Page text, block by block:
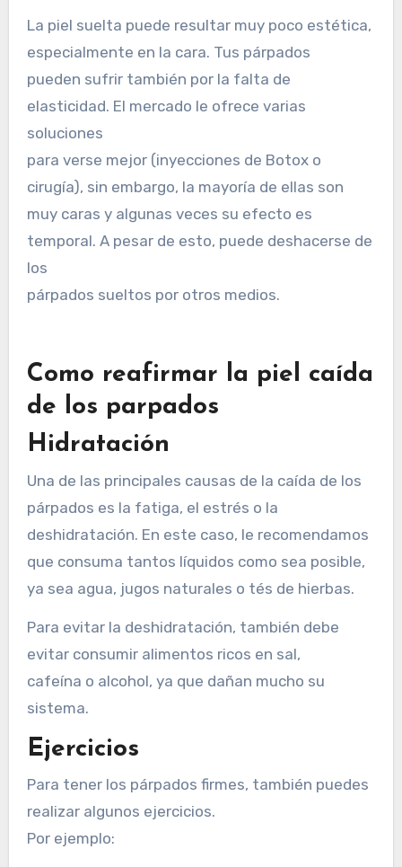
La piel suelta puede resultar muy poco estética,
especialmente en la cara. Tus párpados
pueden sufrir también por la falta de
elasticidad. El mercado le ofrece varias
soluciones
para verse mejor (inyecciones de Botox o
cirugía), sin embargo, la mayoría de ellas son
muy caras y algunas veces su efecto es
temporal. A pesar de esto, puede deshacerse de
los
párpados sueltos por otros medios.
Como reafirmar la piel caída
de los parpados
Hidratación
Una de las principales causas de la caída de los
párpados es la fatiga, el estrés o la
deshidratación. En este caso, le recomendamos
que consuma tantos líquidos como sea posible,
ya sea agua, jugos naturales o tés de hierbas.
Para evitar la deshidratación, también debe
evitar consumir alimentos ricos en sal,
cafeína o alcohol, ya que dañan mucho su
sistema.
Ejercicios
Para tener los párpados firmes, también puedes
realizar algunos ejercicios.
Por ejemplo: